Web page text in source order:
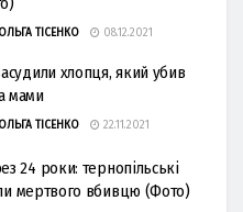
ОЛЬГА ТІСЕНКО 08.12.2021
хлопця, який убив
мами
ОЛЬГА ТІСЕНКО 22.11.2021
24 роки: тернопільські
мертвого вбивцю (Фото)